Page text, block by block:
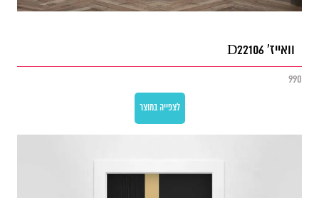
וואייז' D22106
990
לצפייה במוצר